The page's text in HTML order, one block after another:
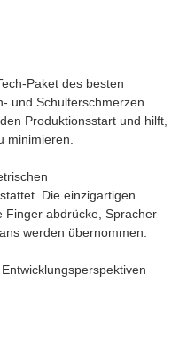
Paket des besten
und Schulterschmerzen
Produktionsstart und hilft,
minimieren.
Die einzigartigen
Finger abdrücke, Spracher
werden übernommen.